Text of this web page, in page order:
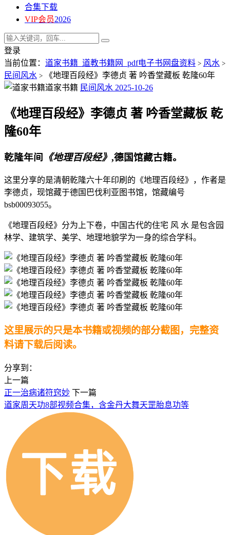
合集下载
VIP会员2026
登录
当前位置： 道家书籍_道教书籍网_pdf电子书网盘资料 > 风水 >
民间风水 > 《地理百段经》李德贞 著 吟香堂藏板 乾隆60年
道家书籍 民间风水 2025-10-26
《地理百段经》李德贞 著 吟香堂藏板 乾
隆60年
乾隆年间 《地理百段经》 ,德国馆藏古籍。
这里分享的是清朝乾隆六十年印刷的《地理百段经》，作者是
李德贞，现馆藏于德国巴伐利亚图书馆，馆藏编号
bsb00093055。
《地理百段经》分为上下卷，中国古代的住宅 风 水 是包含园
林学、建筑学、美学、地理地貌学为一身的综合学科。
这里展示的只是本书籍或视频的部分截图，完整资
料请下载后阅读。
分享到：
上一篇
正一治病诸符窍妙 下一篇
道家周天功8部视频合集，含金丹大舞天罡胎息功等